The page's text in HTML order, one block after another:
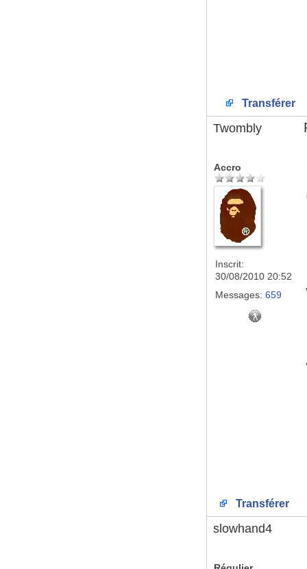
Transférer
Twombly
Accro
Inscrit:
30/08/2010 20:52
Messages: 659
Transférer
slowhand4